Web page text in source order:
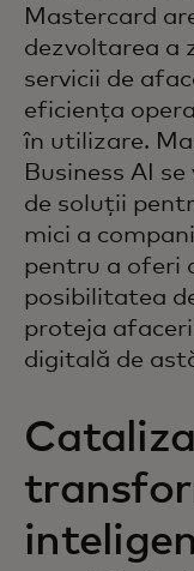
Mastercard
dezvoltarea a
servicii de
eficiența
în utilizare.
Business AI
de soluții
mici a
pentru a oferi
posibilitatea
proteja
digitală de